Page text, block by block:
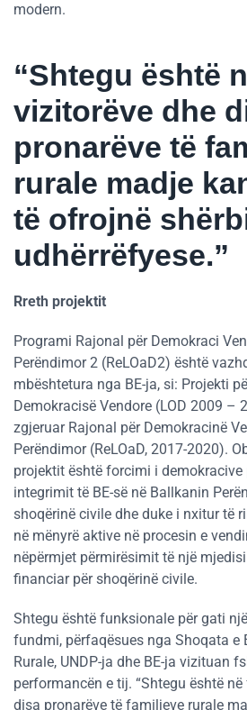
modern.
“Shtegu është
vizitorëve dhe
pronarëve të
rurale madje
të ofrojnë
udhërrëfyese.”
Rreth projektit
Programi Rajonal për Demokraci
Perëndimor 2 (ReLOaD2) është
mbështetura nga BE-ja, si: Projekti
Demokracisë Vendore (LOD 2009 –
zgjeruar Rajonal për Demokracinë
Perëndimor (ReLOaD, 2017-2020).
projektit është forcimi i demokracive
integrimit të BE-së në Ballkanin
shoqërinë civile dhe duke i nxitur të
në mënyrë aktive në procesin e
nëpërmjet përmirësimit të një
financiar për shoqërinë civile.
Shtegu është funksionale për gati
fundmi, përfaqësues nga Shoqata e
Rurale, UNDP-ja dhe BE-ja vizituan
performancën e tij. “Shtegu është
disa pronarëve të familjeve rurale